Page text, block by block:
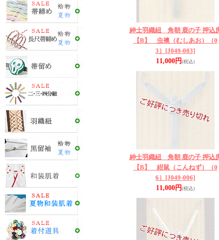
紳士羽織紐 角朝 鹿の子 押込
【B】 虫襖（むしあお）（0
3） [J049-003]
11,000円(税込)
紳士羽織紐 角朝 鹿の子 押込
【B】 紺鼠（こんねず）（0
6） [J049-006]
11,000円(税込)